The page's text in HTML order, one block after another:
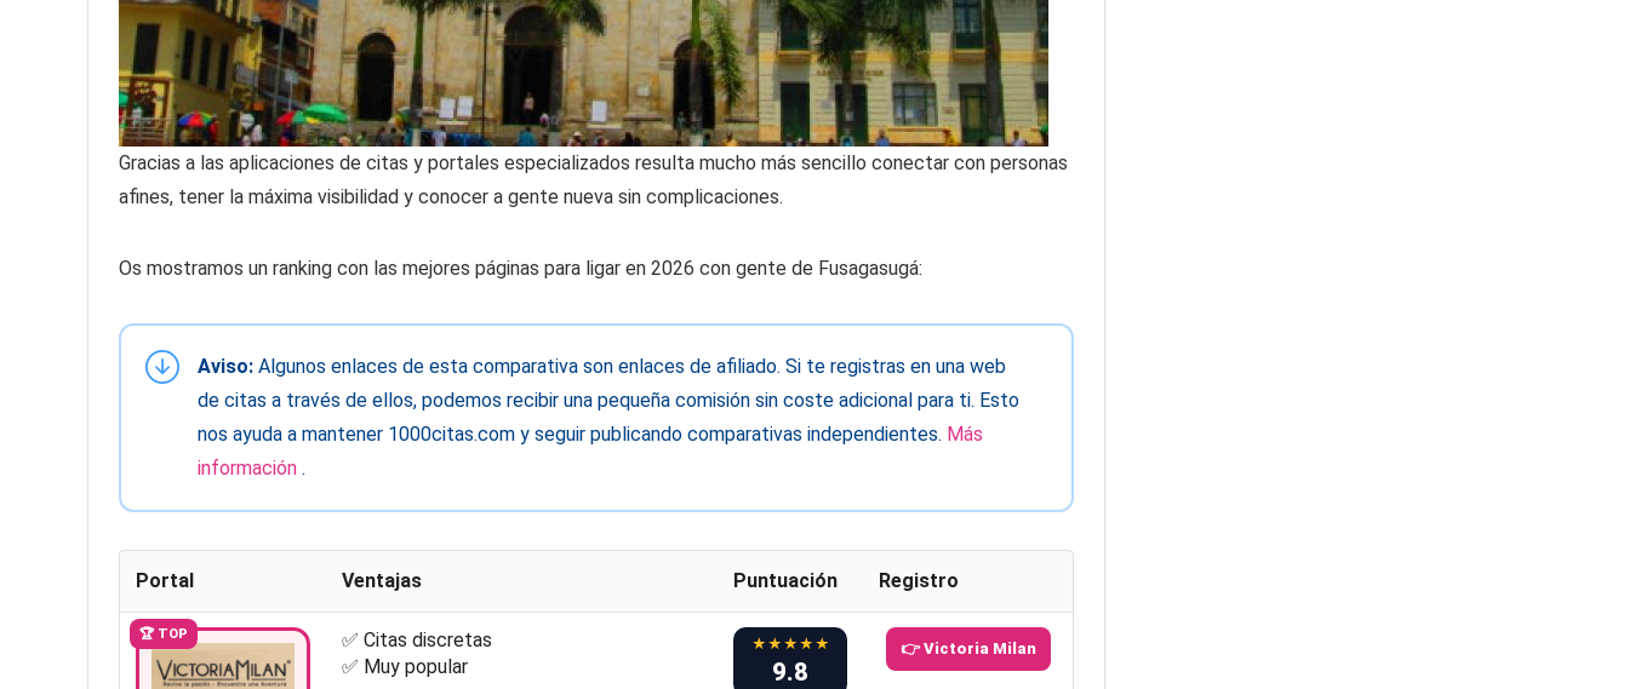
Gracias a las aplicaciones de citas y portales especializados resulta mucho más sencillo conectar con personas
afines, tener la máxima visibilidad y conocer a gente nueva sin complicaciones.
Os mostramos un ranking con las mejores páginas para ligar en 2026 con gente de Fusagasugá:
Aviso: Algunos enlaces de esta comparativa son enlaces de afiliado. Si te registras en una web
de citas a través de ellos, podemos recibir una pequeña comisión sin coste adicional para ti. Esto
nos ayuda a mantener 1000citas.com y seguir publicando comparativas independientes. Más
información .
Portal Ventajas Puntuación Registro
🏆 TOP
✅ Citas discretas
✅ Muy popular
★★★★★
9.8
👉 Victoria Milan